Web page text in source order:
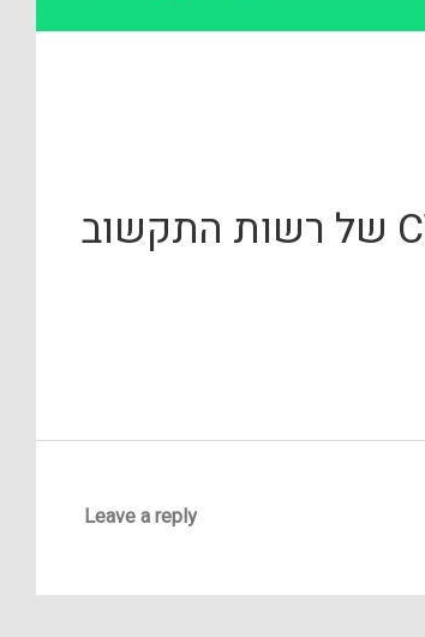
להנמיך
אורחנו באולפן: יותם ארז, CTO של רשות התקשוב
Leave a reply